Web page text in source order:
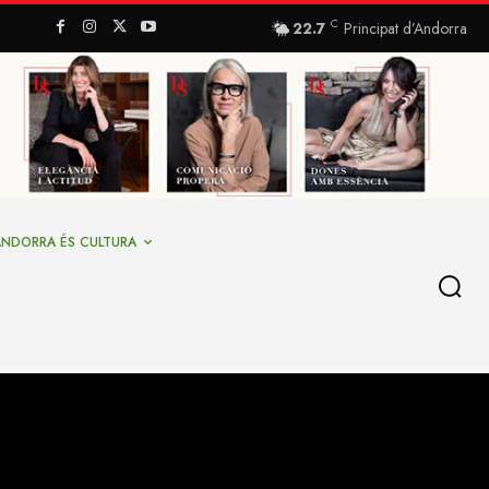
22.7 C Principat d’Andorra
ÉS CULTURA